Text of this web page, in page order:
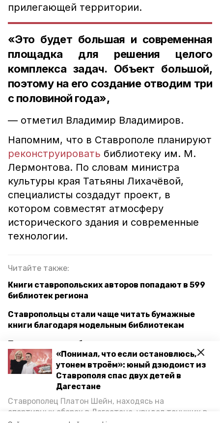
«Понимал, что если остановлюсь,
утонем втроём»: юный дзюдоист из
Ставрополя спас двух детей в
Дагестане
Ставрополец Платон Шейн, находясь на
спортивных сборах в Дегестане, увидел тонущих в
прилегающей территории.
«Это будет большая и современная
площадка для решения целого
комплекса задач. Объект большой,
поэтому на его создание отводим три
с половиной года»,
— отметил Владимир Владимиров.
Напомним, что в Ставрополе планируют
реконструировать библиотеку им. М.
Лермонтова. По словам министра
культуры края Татьяны Лихачёвой,
специалисты создадут проект, в
котором совместят атмосферу
исторического здания и современные
технологии.
Читайте также:
Книги ставропольских авторов попадают в 599
библиотек региона
Ставропольцы стали чаще читать бумажные
книги благодаря модельным библиотекам
Площадку для урбанистов создадут в
ставропольской библиотеке имени Лермонтова
культурный центр
музейный комплекс